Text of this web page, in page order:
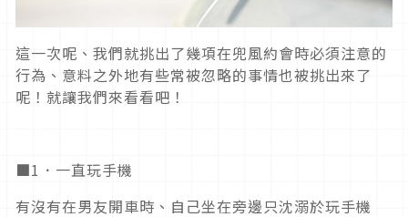
這一次呢、我們就挑出了幾項在兜風約會時必須注意的
行為、意料之外地有些常被忽略的事情也被挑出來了
呢！就讓我們來看看吧！
■1．一直玩手機
有沒有在男友開車時、自己坐在旁邊只沈溺於玩手機